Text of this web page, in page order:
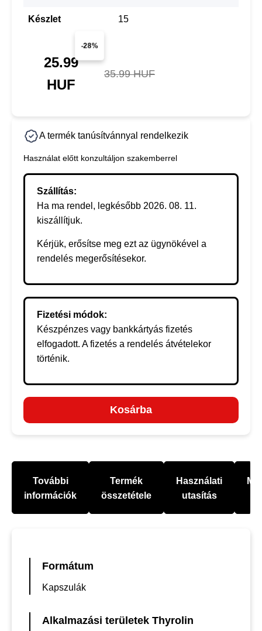
Készlet 15
-28%
25.99
HUF
35.99 HUF
A termék tanúsítvánnyal rendelkezik
Használat előtt konzultáljon szakemberrel
Szállítás:
Ha ma rendel, legkésőbb 2026. 08. 11.
kiszállítjuk.
Kérjük, erősítse meg ezt az ügynökével a
rendelés megerősítésekor.
Fizetési módok:
Készpénzes vagy bankkártyás fizetés
elfogadott. A fizetés a rendelés átvételekor
történik.
Kosárba
További
információk
Termék
összetétele
Használati
utasítás
Formátum
Kapszulák
Alkalmazási területek Thyrolin